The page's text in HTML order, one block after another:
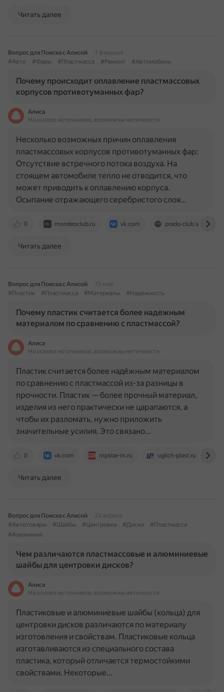
Читать далее
Вопрос для Поиска с Алисой
1 февраля
#Авто
#Фары #Пластмасса #Ремонт #Автомобиль
Почему происходит оплавление пластмассовых
корпусов противотуманных фар?
Алиса
На основе источников, возможны неточности
0 mondeoclub.ru vk.com prado-club.su
Несколько возможных причин оплавления
пластмассовых корпусов противотуманных фар:
Отсутствие встречного потока воздуха. На
стоящем автомобиле тепло не отводится, что
может приводить к оплавлению корпуса.
Осыпание отражающего серебристого слоя…
Читать далее
Вопрос для Поиска с Алисой
15 мая
#Пластик
#Пластмасса #Материалы #Надежность
Почему пластик считается более надежным
материалом по сравнению с пластмассой?
Алиса
На основе источников, возможны неточности
0 vk.com mpstar-m.ru uglich-plast.ru
Пластик считается более надёжным материалом
по сравнению с пластмассой из-за разницы в
прочности. Пластик — более прочный материал,
изделия из него практически не царапаются, а
чтобы их разломать, нужно приложить
значительные усилия. Это связано…
Читать далее
Вопрос для Поиска с Алисой
24 апреля
#Автотовары
#Шайбы #Центровка #Диски
#Пластмасса
#Алюминий
Чем различаются пластмассовые и алюминиевые
шайбы для центровки дисков?
Алиса
На основе источников, возможны неточности
Пластиковые и алюминиевые шайбы (кольца) для
центровки дисков различаются по материалу
изготовления и свойствам. Пластиковые кольца
изготавливаются из специального состава
пластика, который отличается термостойкими
свойствами. Некоторые…